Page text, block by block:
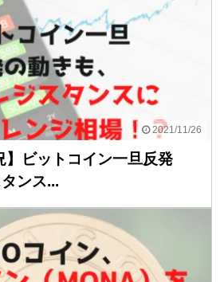
2021/11/26
】ビットコイン一旦反発
ンス...